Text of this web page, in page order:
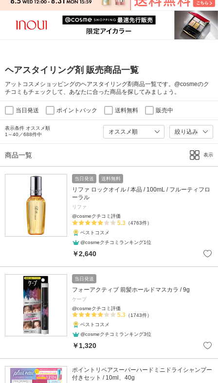
ヘアスタイリング剤 販売商品一覧
アットコスメショッピングのヘアスタイリング剤商品一覧です。@cosmeのク
チコミもチェックして、あなたに合った商品を探してみましょう。
当日発送 ポイントバック 送料無料 販売中
表示条件 オススメ順
1～40／688件中
絞り込み
商品一覧 表示
当日発送 送料無料
リファ ロックオイル / 本品 / 100mL / フルーティフロ
ーラル
リファ
@cosmeクチコミ評価
5.3 （4763件）
ベストコスメ
@cosmeクチコミランキング1位
￥2,640
当日発送
フォーアクティブ 前髪ホールドマスカラ / 9g
ケープ
@cosmeクチコミ評価
5.3 （1743件）
ベストコスメ
@cosmeクチコミランキング3位
￥1,320
ポイントリペアスーパーハードミニドライシャンプー
付きセット / 10ml、40g